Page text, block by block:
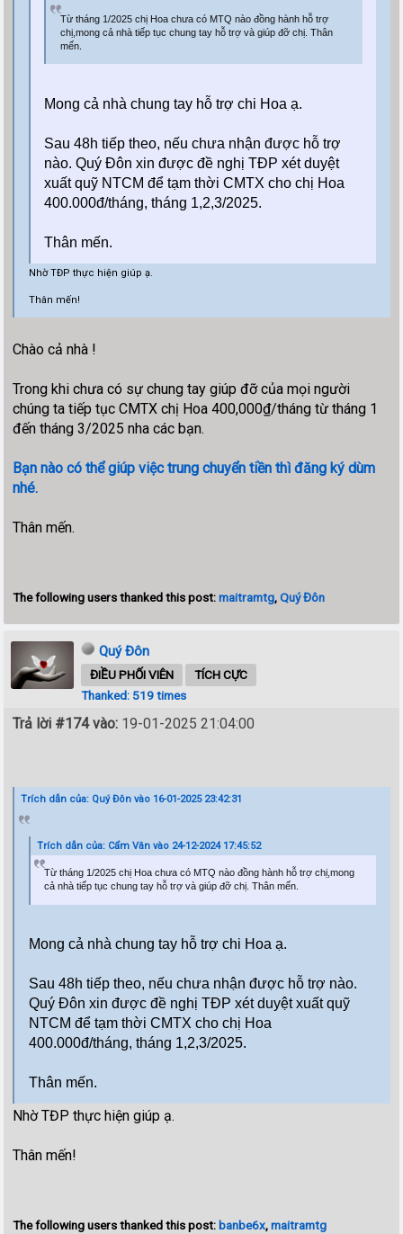
Từ tháng 1/2025chị Hoa chưa cóMTQ nào đồng hành hỗ trợ
chị, mong cả nhà tiếp tục chung tay hỗ trợ và giúp đỡchị. Thân
mến.
Mong cả nhà chung tay hỗ trợ chi Hoa ạ.
Sau 48h tiếp theo, nếu chưa nhận được hỗ trợ
nào.Quý Đôn xin được đề nghị TĐP xét duyệt
xuất quỹ NTCM để tạm thời CMTXcho chị Hoa
400.000đ/tháng, tháng 1,2,3/2025.
Thân mến.
Nhờ TĐP thực hiện giúp ạ.
Thân mến!
Chào cả nhà !
Trong khi chưa có sự chung tay giúp đỡ của mọi người
chúng ta tiếp tục CMTX chị Hoa 400,000₫/tháng từ tháng 1
đến tháng 3/2025 nha các bạn.
Bạn nào có thể giúp việc trung chuyển tiền thì đăng ký dùm
nhé.
Thân mến.
The following users thanked this post:maitramtg,Quý Đôn
Quý Đôn
ĐIỀU PHỐI VIÊN
TÍCH CỰC
Thanked: 519 times
Trả lời #174 vào: 19-01-2025 21:04:00
Trích dẫn của: Quý Đôn vào 16-01-2025 23:42:31
Trích dẫn của: Cẩm Vân vào 24-12-2024 17:45:52
Từ tháng 1/2025 chị Hoa chưa có MTQ nào đồng hành hỗ trợ chị,mong
cả nhà tiếp tục chung tay hỗ trợ và giúp đỡ chị. Thân mến.
Mong cả nhà chung tay hỗ trợ chi Hoa ạ.
Sau 48h tiếp theo, nếu chưa nhận được hỗ trợ nào.
Quý Đôn xin được đề nghị TĐP xét duyệt xuất quỹ
NTCM để tạm thời CMTX cho chị Hoa
400.000đ/tháng, tháng 1,2,3/2025.
Thân mến.
Nhờ TĐP thực hiện giúp ạ.
Thân mến!
The following users thanked this post: banbe6x,maitramtg